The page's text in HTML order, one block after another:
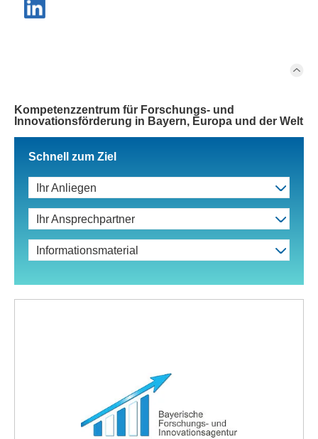
Kompetenzzentrum für Forschungs- und
Innovationsförderung in Bayern, Europa und der Welt
Schnell zum Ziel
Ihr Anliegen
Ihr Ansprechpartner
Informationsmaterial